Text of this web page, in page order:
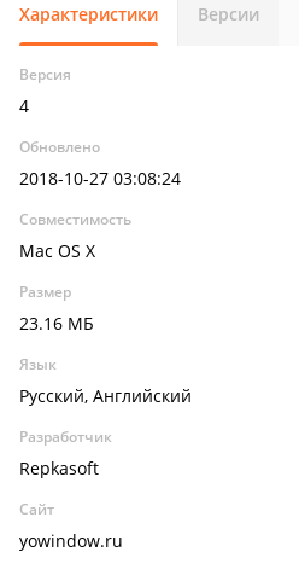
Характеристики Версии
Версия
4
Обновлено
2018-10-27 03:08:24
Совместимость
Mac OS X
Размер
23.16 МБ
Язык
Русский, Английский
Разработчик
Repkasoft
Сайт
yowindow.ru